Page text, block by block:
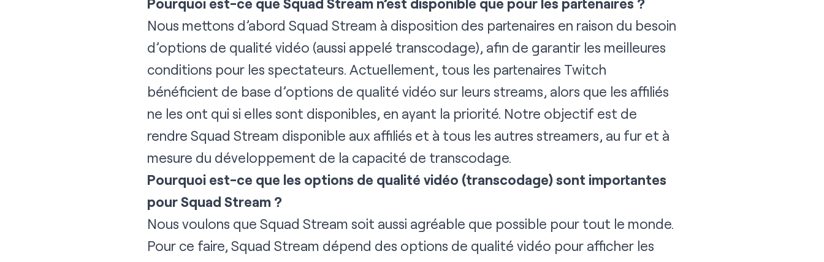
Pourquoi est-ce que Squad Stream n’est disponible que pour les partenaires ?
Nous mettons d’abord Squad Stream à disposition des partenaires en raison du besoin
d’options de qualité vidéo (aussi appelé transcodage), afin de garantir les meilleures
conditions pour les spectateurs. Actuellement, tous les partenaires Twitch
bénéficient de base d’options de qualité vidéo sur leurs streams, alors que les affiliés
ne les ont qui si elles sont disponibles, en ayant la priorité. Notre objectif est de
rendre Squad Stream disponible aux affiliés et à tous les autres streamers, au fur et à
mesure du développement de la capacité de transcodage.
Pourquoi est-ce que les options de qualité vidéo (transcodage) sont importantes
pour Squad Stream ?
Nous voulons que Squad Stream soit aussi agréable que possible pour tout le monde.
Pour ce faire, Squad Stream dépend des options de qualité vidéo pour afficher les